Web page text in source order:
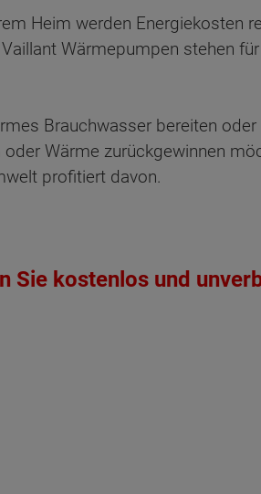
Heim werden Energiekosten
Wärmepumpen stehen
Brauchwasser bereiten
Wärme zurückgewinnen
profitiert davon.
Sie kostenlos und